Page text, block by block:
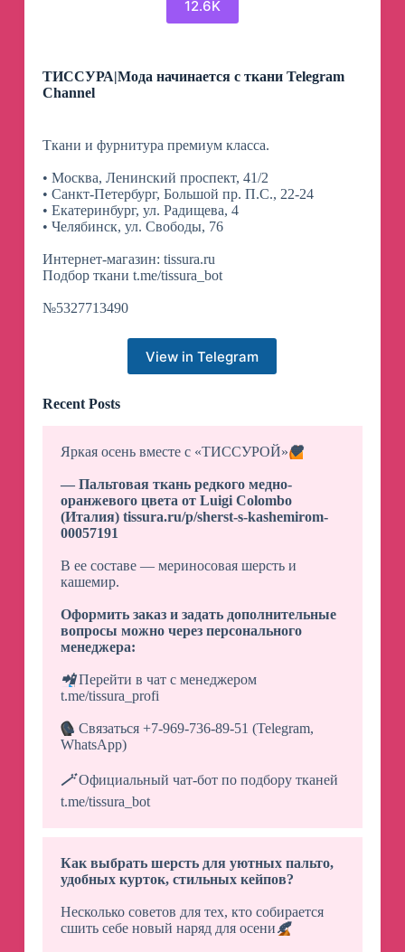
12.6K
ТИССУРА|Мода начинается с ткани Telegram
Channel
Ткани и фурнитура премиум класса.
• Москва, Ленинский проспект, 41/2
• Санкт-Петербург, Большой пр. П.С., 22-24
• Екатеринбург, ул. Радищева, 4
• Челябинск, ул. Свободы, 76
Интернет-магазин: tissura.ru
Подбор ткани t.me/tissura_bot
№5327713490
View in Telegram
Recent Posts
Яркая осень вместе с «ТИССУРОЙ»🧡
— Пальтовая ткань редкого медно-
оранжевого цвета от Luigi Colombo
(Италия) tissura.ru/p/sherst-s-kashemirom-
00057191
В ее составе — мериносовая шерсть и
кашемир.
Оформить заказ и задать дополнительные
вопросы можно через персонального
менеджера:
📲Перейти в чат с менеджером
t.me/tissura_profi
📞 Связаться +7-969-736-89-51 (Telegram,
WhatsApp)
🪄Официальный чат-бот по подбору тканей
t.me/tissura_bot
Как выбрать шерсть для уютных пальто,
удобных курток, стильных кейпов?
Несколько советов для тех, кто собирается
сшить себе новый наряд для осени🍂